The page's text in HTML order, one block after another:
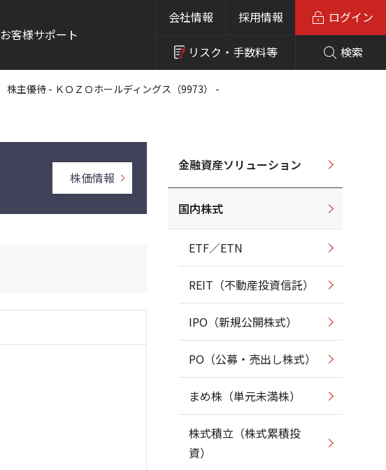
お客様サポート
会社情報 採用情報
リスク・ 手数料等 検索
ログイン
株主優待 - ＫＯＺＯホールディングス（9973） -
株価情報
金融資産ソリューション
国内株式
ETF／ETN
REIT（不動産投資信託）
IPO（新規公開株式）
PO（公募・売出し株式）
まめ株（単元未満株）
株式積立（株式累積投
資）